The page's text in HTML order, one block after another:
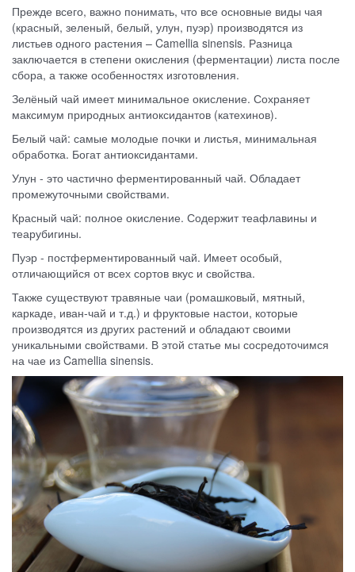
Прежде всего, важно понимать, что все основные виды чая
(красный, зеленый, белый, улун, пуэр) производятся из
листьев одного растения – Camellia sinensis. Разница
заключается в степени окисления (ферментации) листа после
сбора, а также особенностях изготовления.
Зелёный чай имеет минимальное окисление. Сохраняет
максимум природных антиоксидантов (катехинов).
Белый чай: самые молодые почки и листья, минимальная
обработка. Богат антиоксидантами.
Улун - это частично ферментированный чай. Обладает
промежуточными свойствами.
Красный чай: полное окисление. Содержит теафлавины и
теарубигины.
Пуэр - постферментированный чай. Имеет особый,
отличающийся от всех сортов вкус и свойства.
Также существуют травяные чаи (ромашковый, мятный,
каркаде, иван-чай и т.д.) и фруктовые настои, которые
производятся из других растений и обладают своими
уникальными свойствами. В этой статье мы сосредоточимся
на чае из Camellia sinensis.